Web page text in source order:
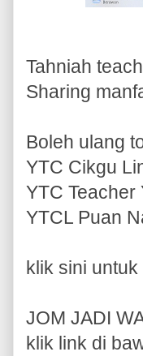
Tahniah
Sharing
Boleh ulang
YTC Cikgu
YTC Teacher
YTCL Puan
klik sini
JOM JADI
klik link di